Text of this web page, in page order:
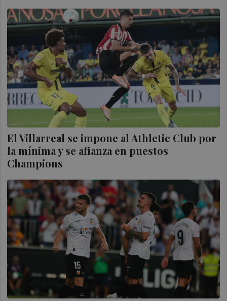
El Villarreal se impone al Athletic Club por
la mínima y se afianza en puestos
Champions